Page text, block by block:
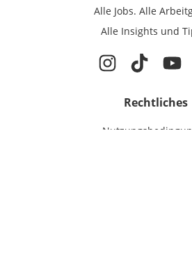
Alle Jobs. Alle
Alle Insights und
Rechtliches